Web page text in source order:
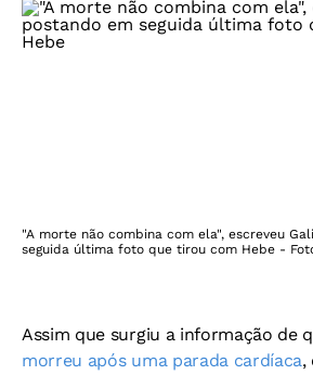
"A morte não combina com ela", escreveu
seguida última foto que tirou com Hebe -
Assim que surgiu a informação de
morreu após uma parada cardíaca,